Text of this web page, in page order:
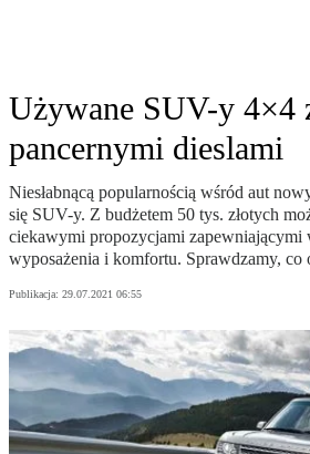
Używane SUV-y 4×4
pancernymi dieslami
Niesłabnącą popularnością wśród aut
się SUV-y. Z budżetem 50 tys. złotych
ciekawymi propozycjami zapewniającymi
wyposażenia i komfortu. Sprawdzamy, co
Publikacja: 29.07.2021 06:55